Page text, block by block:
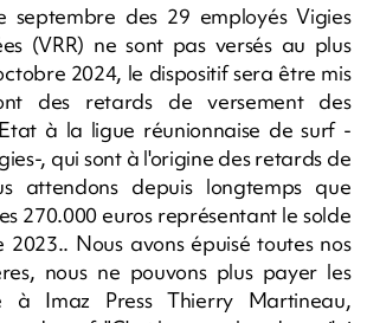
septembre des 29 employés Vigies
(VRR) ne sont pas versés au plus
2024, le dispositif sera être mis
des retards de versement des
à la ligue réunionnaise de surf -
, qui sont à l'origine des retards de
attendons depuis longtemps que
270.000 euros représentant le solde
2023.. Nous avons épuisé toutes nos
nous ne pouvons plus payer les
à Imaz Press Thierry Martineau,